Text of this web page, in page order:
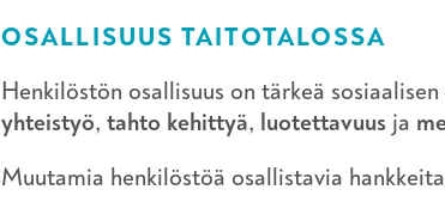
OSALLISUUS TAITOTALOSSA
Henkilöstön osallisuus on tärkeä
yhteistyö, tahto kehittyä, luotettavuus ja
Muutamia henkilöstöä osallistavia